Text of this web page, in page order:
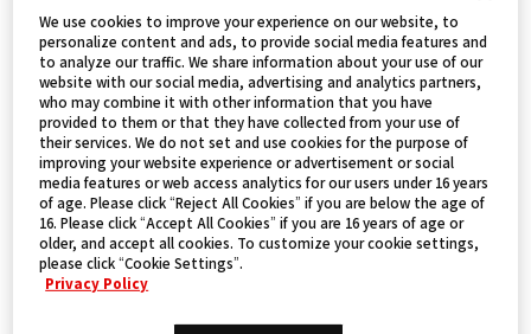
We use cookies to improve your experience on our website, to
personalize content and ads, to provide social media features and
to analyze our traffic. We share information about your use of our
website with our social media, advertising and analytics partners,
who may combine it with other information that you have
provided to them or that they have collected from your use of
their services. We do not set and use cookies for the purpose of
improving your website experience or advertisement or social
media features or web access analytics for our users under 16 years
of age. Please click “Reject All Cookies” if you are below the age of
16. Please click “Accept All Cookies” if you are 16 years of age or
older, and accept all cookies. To customize your cookie settings,
please click “Cookie Settings”.
Privacy Policy